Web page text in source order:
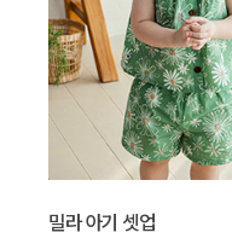
밀라 아기 셋업